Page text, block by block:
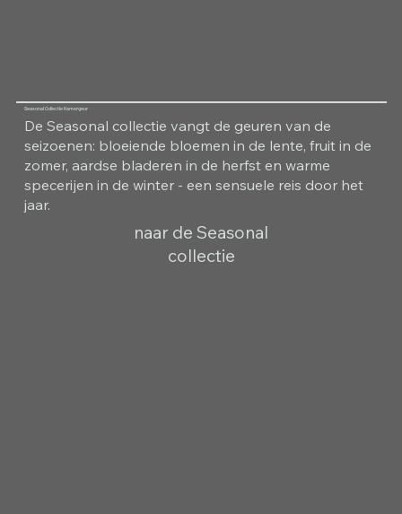
Seasonal Collectie Kamergeur
De Seasonal collectie vangt de geuren van de
seizoenen: bloeiende bloemen in de lente, fruit in de
zomer, aardse bladeren in de herfst en warme
specerijen in de winter - een sensuele reis door het
jaar.
naar de Seasonal
collectie